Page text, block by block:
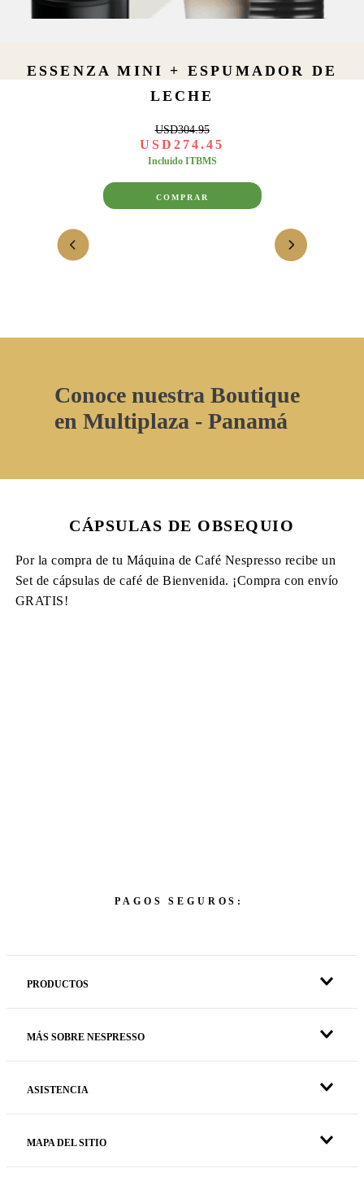
ESSENZA MINI + ESPUMADOR DE
LECHE
USD304.95
USD 274.45
Incluido ITBMS
COMPRAR
Conoce nuestra Boutique
en Multiplaza - Panamá
CÁPSULAS DE OBSEQUIO
Por la compra de tu Máquina de Café Nespresso recibe un
Set de cápsulas de café de Bienvenida. ¡Compra con envío
GRATIS!
PAGOS SEGUROS:
PRODUCTOS
MÁS SOBRE NESPRESSO
ASISTENCIA
MAPA DEL SITIO